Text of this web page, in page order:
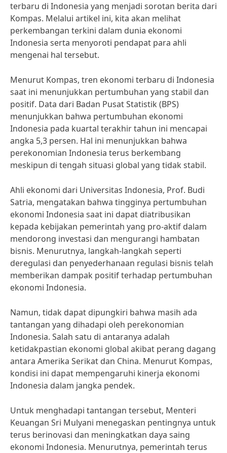
terbaru di Indonesia yang menjadi sorotan berita dari
Kompas. Melalui artikel ini, kita akan melihat
perkembangan terkini dalam dunia ekonomi
Indonesia serta menyoroti pendapat para ahli
mengenai hal tersebut.
Menurut Kompas, tren ekonomi terbaru di Indonesia
saat ini menunjukkan pertumbuhan yang stabil dan
positif. Data dari Badan Pusat Statistik (BPS)
menunjukkan bahwa pertumbuhan ekonomi
Indonesia pada kuartal terakhir tahun ini mencapai
angka 5,3 persen. Hal ini menunjukkan bahwa
perekonomian Indonesia terus berkembang
meskipun di tengah situasi global yang tidak stabil.
Ahli ekonomi dari Universitas Indonesia, Prof. Budi
Satria, mengatakan bahwa tingginya pertumbuhan
ekonomi Indonesia saat ini dapat diatribusikan
kepada kebijakan pemerintah yang pro-aktif dalam
mendorong investasi dan mengurangi hambatan
bisnis. Menurutnya, langkah-langkah seperti
deregulasi dan penyederhanaan regulasi bisnis telah
memberikan dampak positif terhadap pertumbuhan
ekonomi Indonesia.
Namun, tidak dapat dipungkiri bahwa masih ada
tantangan yang dihadapi oleh perekonomian
Indonesia. Salah satu di antaranya adalah
ketidakpastian ekonomi global akibat perang dagang
antara Amerika Serikat dan China. Menurut Kompas,
kondisi ini dapat mempengaruhi kinerja ekonomi
Indonesia dalam jangka pendek.
Untuk menghadapi tantangan tersebut, Menteri
Keuangan Sri Mulyani menegaskan pentingnya untuk
terus berinovasi dan meningkatkan daya saing
ekonomi Indonesia. Menurutnya, pemerintah terus